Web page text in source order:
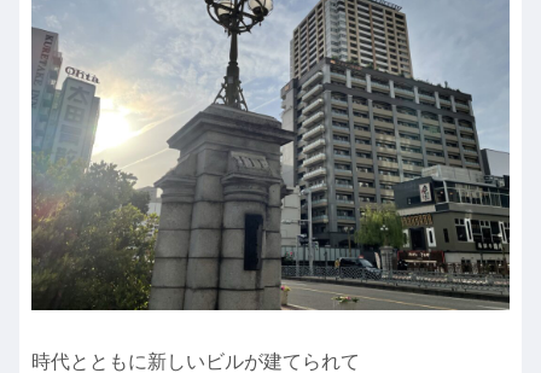
時代とともに新しいビルが建てられて